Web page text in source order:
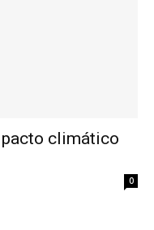
pacto climático
0